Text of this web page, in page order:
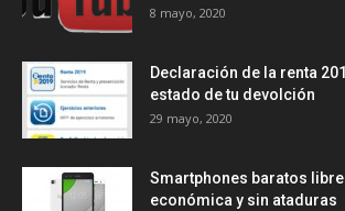
8 mayo, 2020
Declaración de la renta
estado de tu devolción
29 mayo, 2020
Smartphones baratos
económica y sin ataduras